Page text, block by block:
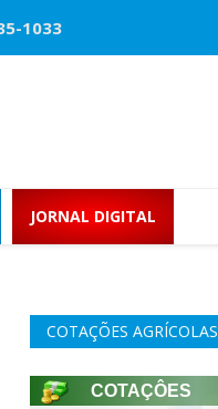
1033
JORNAL DIGITAL
COTAÇÕES AGRÍCOLAS